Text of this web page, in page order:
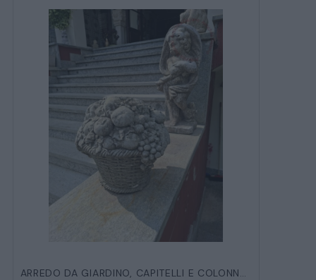
ARREDO DA GIARDINO, CAPITELLI E COLONNE